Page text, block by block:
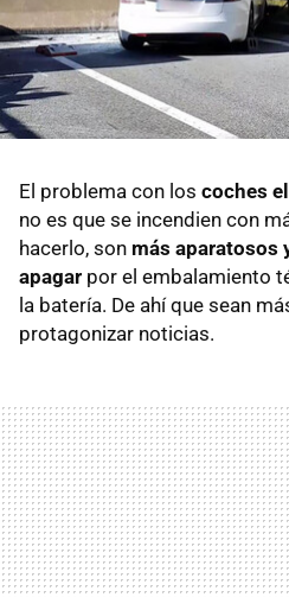
El problema con los coches
no es que se incendien con
hacerlo, son más aparatosos
apagar por el embalamiento
la batería. De ahí que sean
protagonizar noticias.